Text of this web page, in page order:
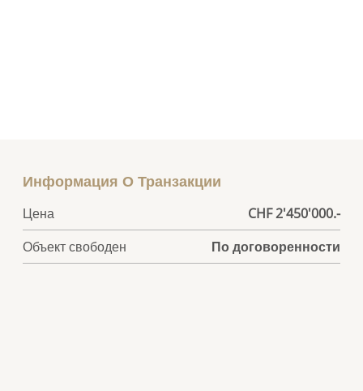
Информация О Транзакции
Цена
CHF 2'450'000.-
Объект свободен
По договоренности